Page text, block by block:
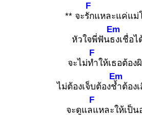
** จะรัก
F
แหละแค่แม่
หัวใจพี่ฟันธง
Em
เชื่อไ
จะไม่ทำ
F
ให้เธอต้อง
ไม่ต้องเจ็บต้องช้ำ
Em
ต้อง
จะดูแลแ
F
หละให้เป็น